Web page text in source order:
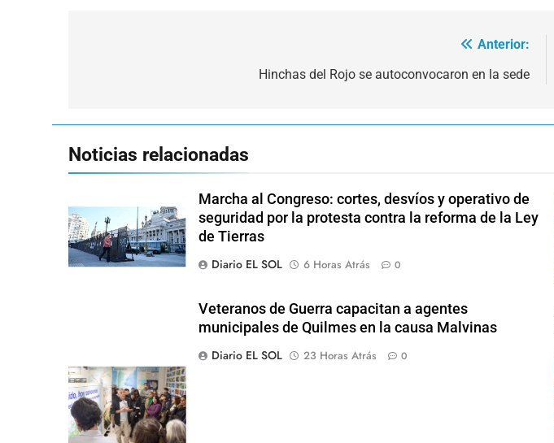
Anterior:
Hinchas del Rojo se autoconvocaron en la sede
Noticias relacionadas
Marcha al Congreso: cortes, desvíos y operativo de
seguridad por la protesta contra la reforma de la Ley
de Tierras
Diario EL SOL
6 Horas Atrás 0
Veteranos de Guerra capacitan a agentes
municipales de Quilmes en la causa Malvinas
Diario EL SOL
23 Horas Atrás 0